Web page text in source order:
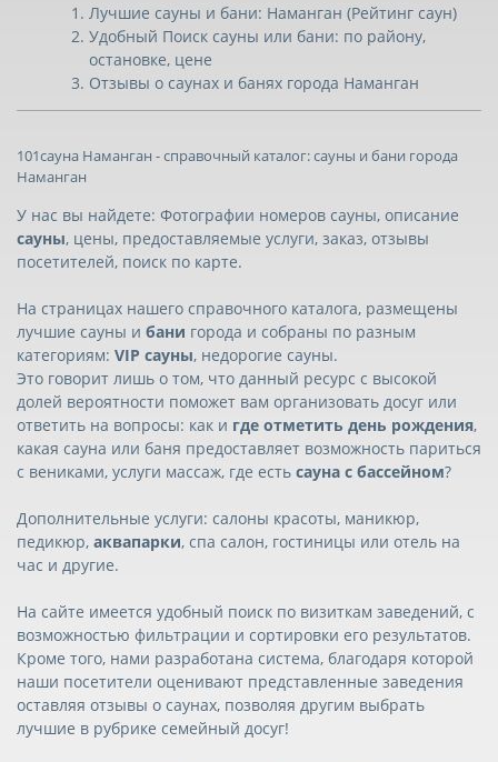
рейтингуЛучшие сауны и бани: Наманган (Рейтинг саун)
Удобный Поиск сауны или бани: по району,
остановке, цене
Отзывы о саунах и банях города Наманган
101сауна Наманган - справочный каталог: сауны и бани города
Наманган
У нас вы найдете: Фотографии номеров сауны, описание
сауны, цены, предоставляемые услуги, заказ, отзывы
посетителей, поиск по карте.
На страницах нашего справочного каталога, размещены
лучшие сауны и бани города и собраны по разным
категориям: VIP сауны, недорогие сауны.
Это говорит лишь о том, что данный ресурс с высокой
долей вероятности поможет вам организовать досуг или
ответить на вопросы: как и где отметить день рождения,
какая сауна или баня предоставляет возможность париться
с вениками, услуги массаж, где есть сауна с бассейном?
Дополнительные услуги: салоны красоты, маникюр,
педикюр, аквапарки, спа салон, гостиницы или отель на
час и другие.
На сайте имеется удобный поиск по визиткам заведений, с
возможностью фильтрации и сортировки его результатов.
Кроме того, нами разработана система, благодаря которой
наши посетители оценивают представленные заведения
оставляя отзывы о саунах, позволяя другим выбрать
лучшие в рубрике семейный досуг!